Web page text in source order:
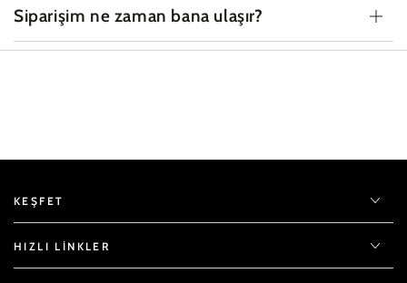
Siparişim ne zaman bana ulaşır?
KEŞFET
HIZLI LINKLER